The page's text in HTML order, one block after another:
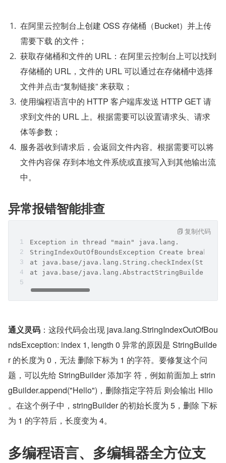
在阿里云控制台上创建 OSS 存储桶（Bucket）并上传
需要下载 的文件；
获取存储桶和文件的 URL：在阿里云控制台上可以找到
存储桶的 URL，文件的 URL 可以通过在存储桶中选择
文件并点击“复制链接” 来获取；
使用编程语言中的 HTTP 客户端库发送 HTTP GET 请
求到文件的 URL 上。根据需要可以设置请求头、请求
体等参数；
服务器收到请求后，会返回文件内容。根据需要可以将
文件内容保 存到本地文件系统或直接写入到其他输出流
中。
异常报错智能排查
Exception in thread "main" java.lang.
StringIndexOutOfBoundsException Create
at java.base/
at java.base/
复制代码
通义灵码 ：这段代码会出现 java.lang.StringIndexOutOfBou
ndsException: index 1, length 0 异常的原因是 StringBuilde
r 的长度为 0，无法 删除下标为 1 的字符。要修复这个问
题，可以先给 StringBuilder 添加字 符，例如前面加上 strin
gBuilder.append("Hello")，删除指定字符后 则会输出 Hllo
。在这个例子中，stringBuilder 的初始长度为 5，删除 下标
为 1 的字符后，长度变为 4。
多编程语言、多编辑器全方位支